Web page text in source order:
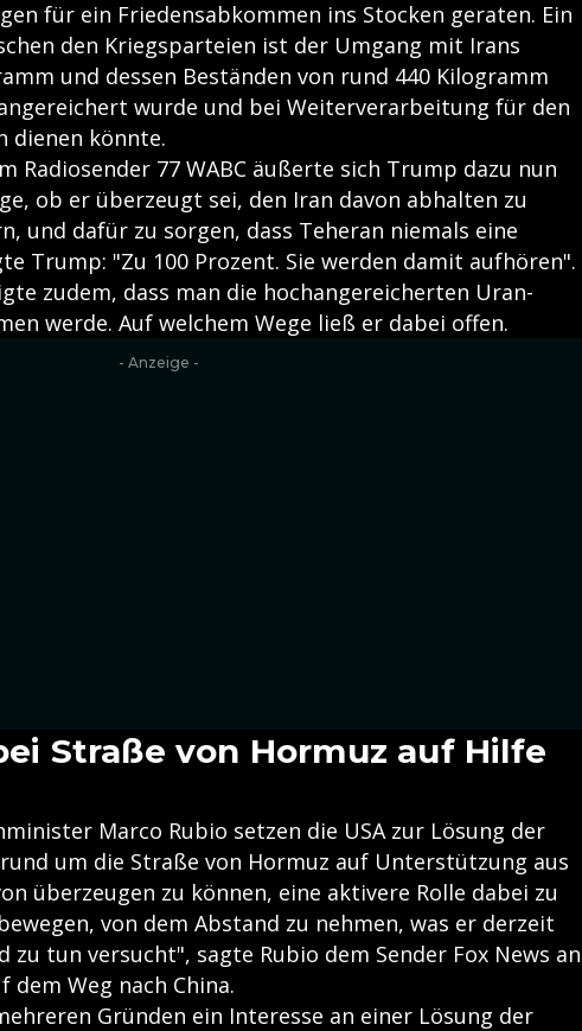
für ein Friedensabkommen ins Stocken geraten. Ein
den Kriegsparteien ist der Umgang mit Irans
und dessen Beständen von rund 440 Kilogramm
wurde und bei Weiterverarbeitung für den
dienen könnte.
Radiosender 77 WABC äußerte sich Trump dazu nun
ob er überzeugt sei, den Iran davon abhalten zu
und dafür zu sorgen, dass Teheran niemals eine
Trump: "Zu 100 Prozent. Sie werden damit aufhören".
zudem, dass man die hochangereicherten Uran-
werde. Auf welchem Wege ließ er dabei offen.
- Anzeige -
Straße von Hormuz auf Hilfe
Marco Rubio setzen die USA zur Lösung der
um die Straße von Hormuz auf Unterstützung aus
überzeugen zu können, eine aktivere Rolle dabei zu
von dem Abstand zu nehmen, was er derzeit
zu tun versucht", sagte Rubio dem Sender Fox News an
dem Weg nach China.
Gründen ein Interesse an einer Lösung der